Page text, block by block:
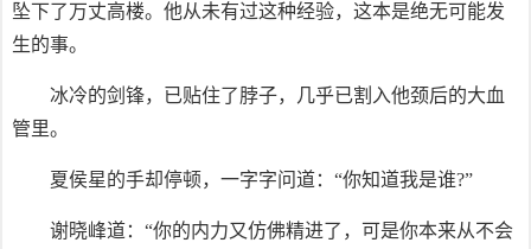
坠下了万丈高楼。他从未有过这种经验，这本是绝无可能发
生的事。
冰冷的剑锋，已贴住了脖子，几乎已割入他颈后的大血
管里。
夏侯星的手却停顿，一字字问道：“你知道我是谁?”
谢晓峰道：“你的内力又仿佛精进了，可是你本来从不会